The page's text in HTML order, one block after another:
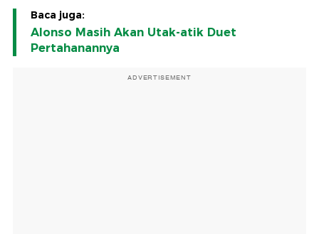
Baca juga:
Alonso Masih Akan Utak-atik Duet
Pertahanannya
ADVERTISEMENT